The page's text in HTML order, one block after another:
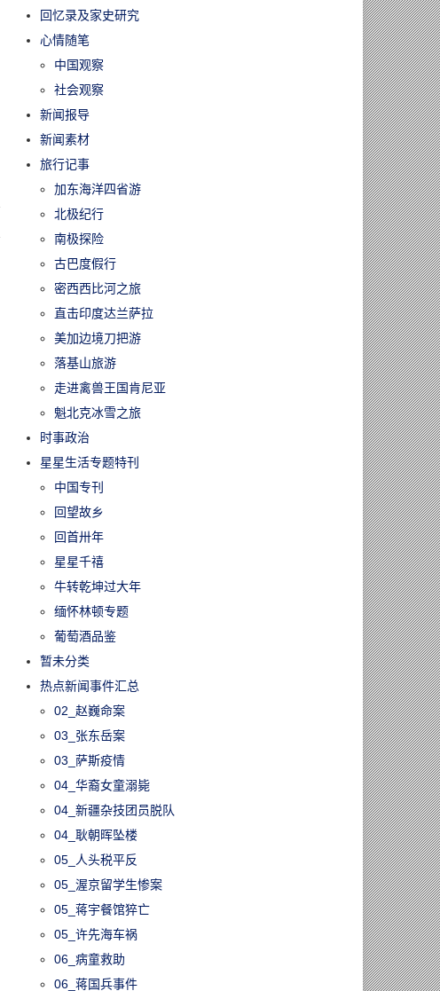
回忆录及家史研究
心情随笔
中国观察
社会观察
新闻报导
新闻素材
旅行记事
加东海洋四省游
北极纪行
南极探险
古巴度假行
密西西比河之旅
直击印度达兰萨拉
美加边境刀把游
落基山旅游
走进禽兽王国肯尼亚
魁北克冰雪之旅
时事政治
星星生活专题特刊
中国专刊
回望故乡
回首卅年
星星千禧
牛转乾坤过大年
缅怀林顿专题
葡萄酒品鉴
暂未分类
热点新闻事件汇总
02_赵巍命案
03_张东岳案
03_萨斯疫情
04_华裔女童溺毙
04_新疆杂技团员脱队
04_耿朝晖坠楼
05_人头税平反
05_渥京留学生惨案
05_蒋宇餐馆猝亡
05_许先海车祸
06_病童救助
06_蒋国兵事件